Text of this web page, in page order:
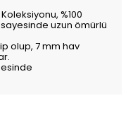
%100
uzun ömürlü
olup, 7 mm hav